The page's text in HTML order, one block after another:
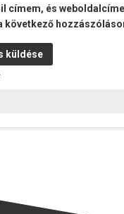
címem, és
következő